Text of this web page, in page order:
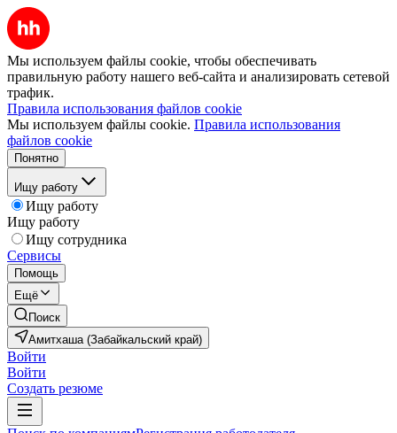
Мы используем файлы cookie, чтобы обеспечивать
правильную работу нашего веб-сайта и анализировать сетевой
трафик.
Правила использования файлов cookie
Мы используем файлы cookie. Правила использования
файлов cookie
Понятно
Ищу работу
Ищу работу
Ищу работу
Ищу сотрудника
Сервисы
Помощь
Ещё
Поиск
Амитхаша (Забайкальский край)
Войти
Войти
Создать резюме